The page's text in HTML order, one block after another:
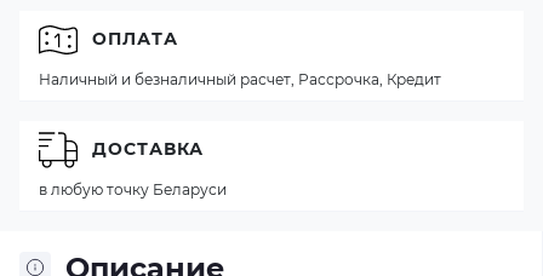
Описание
ОПЛАТА
Наличный и безналичный расчет, Рассрочка, Кредит
ДОСТАВКА
в любую точку Беларуси